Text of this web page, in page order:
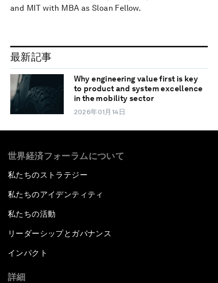
and MIT with MBA as Sloan Fellow.
最新記事
Why engineering value first is key
to product and system excellence
in the mobility sector
2026年01月14日
世界経済フォーラムについて
私たちのストラテジー
私たちのアイデンティティ
私たちの活動
リーダーシップとガバナンス
インパクト
詳細